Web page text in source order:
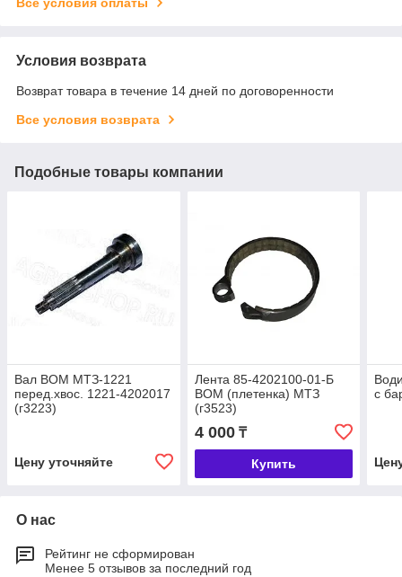
Условия возврата
Возврат товара в течение 14 дней по договоренности
Все условия возврата
Подобные товары компании
Вал ВОМ МТЗ-1221
перед.хвос. 1221-4202017
(г3223)
Цену уточняйте
Лента 85-4202100-01-Б
ВОМ (плетенка) МТЗ
(г3523)
4 000₸
Купить
с
О нас
Рейтинг не сформирован
Менее 5 отзывов за последний год